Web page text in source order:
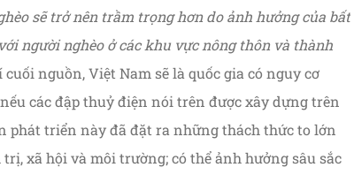
sẽ trở nên trầm trọng hơn do ảnh hưởng của bất
người nghèo ở các khu vực nông thôn và thành
nguồn, Việt Nam sẽ là quốc gia có nguy cơ
các đập thuỷ điện nói trên được xây dựng trên
phát triển này đã đặt ra những thách thức to lớn
xã hội và môi trường; có thể ảnh hưởng sâu sắc